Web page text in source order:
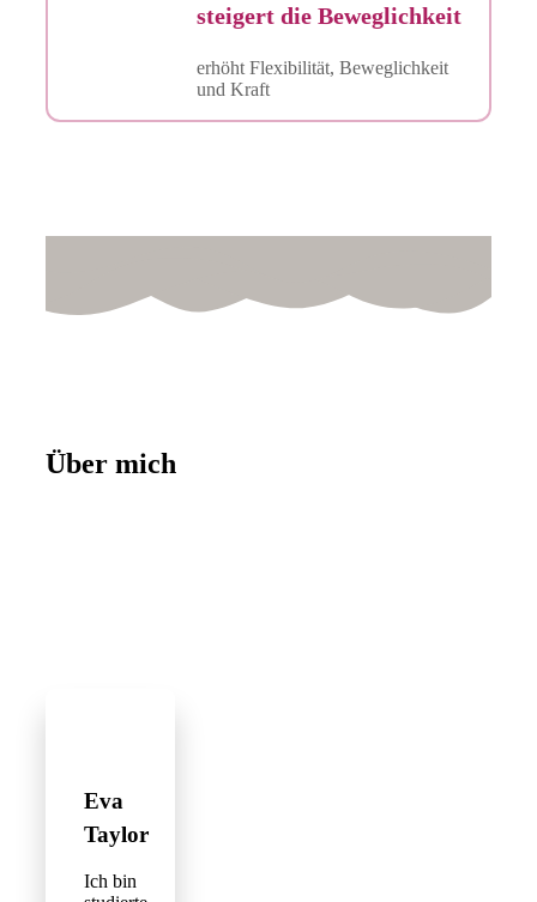
steigert die Beweglichkeit
erhöht Flexibilität, Beweglichkeit
und Kraft
Über mich
Eva
Taylor
Ich bin